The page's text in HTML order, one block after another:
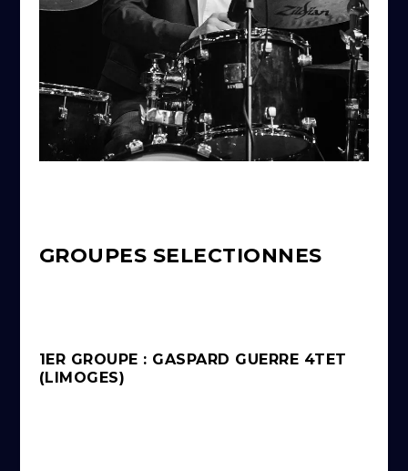
GROUPES SELECTIONNES
1ER GROUPE : GASPARD GUERRE 4TET
(LIMOGES)